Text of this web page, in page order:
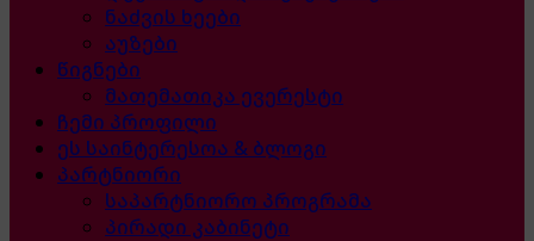
ნაძვის ხეები
აუზები
წიგნები
მათემათიკა ევერესტი
ჩემი პროფილი
ეს საინტერესოა & ბლოგი
პარტნიორი
საპარტნიორო პროგრამა
პირადი კაბინეტი